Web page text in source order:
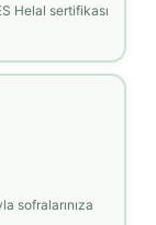
Helal sertifikası
sofralarınıza